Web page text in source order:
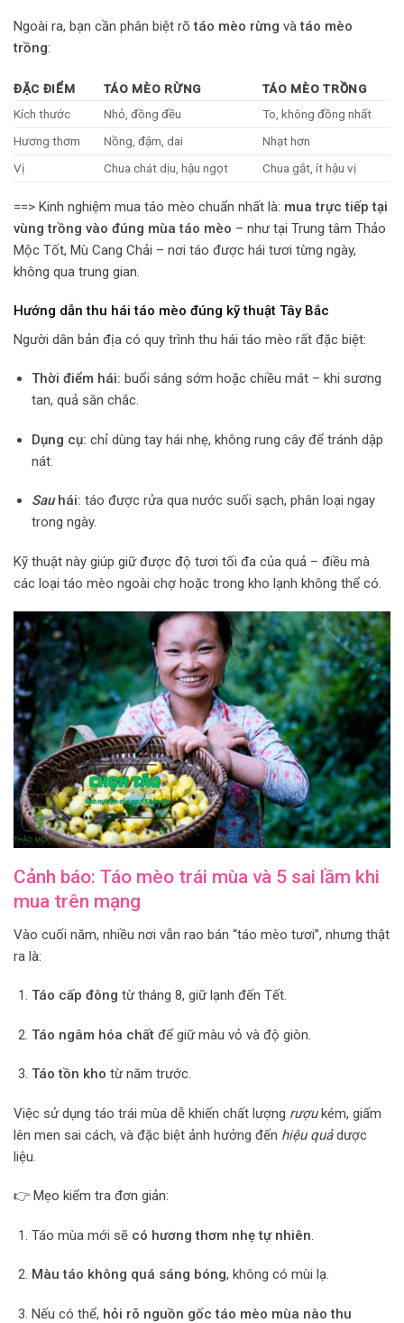
Ngoài ra, bạn cần phân biệt rõtáo mèo rừng vàtáo mèo
trồng:
ĐẶC ĐIỂM TÁO MÈO RỪNG
TÁO MÈO TRỒNG
Kích thước
Nhỏ, đồng đều
To, không đồng nhất
Hương thơm
Nồng, đậm, dai
Nhạt hơn
Vị
Chua chát dịu, hậu ngọt Chua gắt, ít hậu vị
==> Kinh nghiệm mua táo mèo chuẩn nhất là: mua trực tiếp tại
vùng trồng vào đúng mùa táo mèo – như tại Trung tâm Thảo
Mộc Tốt, Mù Cang Chải – nơi táo được hái tươi từng ngày,
không qua trung gian.
Hướng dẫn thu hái táo mèo đúng kỹ thuật Tây Bắc
Người dân bản địa có quy trình thu hái táo mèo rất đặc biệt:
Thời điểm hái: buổi sáng sớm hoặc chiều mát – khi sương
tan, quả săn chắc.
Dụng cụ: chỉ dùng tay hái nhẹ, không rung cây để tránh dập
nát.
Sau hái: táo được rửa qua nước suối sạch, phân loại ngay
trong ngày.
Kỹ thuật này giúp giữ được độ tươi tối đa của quả – điều mà
các loại táo mèo ngoài chợ hoặc trong kho lạnh không thể có.
Cảnh báo: Táo mèo trái mùa và 5 sai lầm khi
mua trên mạng
Vào cuối năm, nhiều nơi vẫn rao bán “táo mèo tươi”, nhưng thật
ra là:
Táo cấp đông từ tháng 8, giữ lạnh đến Tết.
Táo ngâm hóa chấtđể giữ màu vỏ và độ giòn.
Táo tồn kho từ năm trước.
Việc sử dụng táo trái mùa dễ khiến chất lượng rượukém, giấm
lên men sai cách, và đặc biệt ảnh hưởng đến hiệu quảdược
liệu.
👉 Mẹo kiểm tra đơn giản:
Táo mùa mới sẽ có hương thơm nhẹ tự nhiên.
Màu táo không quá sáng bóng, không có mùi lạ.
Nếu có thể, hỏi rõ nguồn gốc táo mèo mùa nào thu